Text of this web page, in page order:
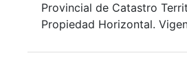
Provincial de Catastro
Propiedad Horizontal.